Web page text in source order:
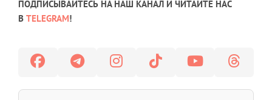
ПОДПИСЫВАЙТЕСЬ НА НАШ КАНАЛ И ЧИТАЙТЕ НАС
В TELEGRAM!